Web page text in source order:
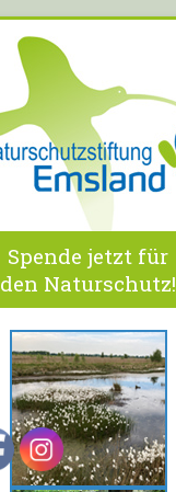
Spende jetzt für
den Naturschutz!